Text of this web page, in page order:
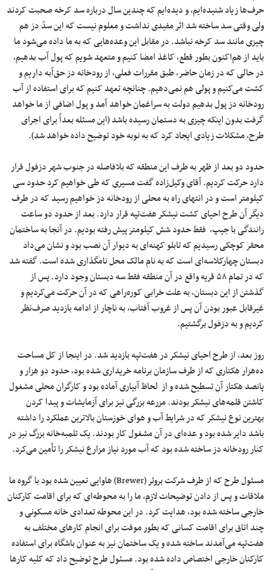
حرف‌ها زیاد شنیده‌ایم، و دیده‌ایم که چندین سال درباره سد کرخه صحبت کردند
ولی وقتی سد ساخته شد اثر مفیدی نداشت و معلوم نیست که این سدّ دز هم
چیزی مانند سد کرخه نباشد. در مقابل این وعده‌هایی که به ما داده می‌شود ما
باید از هم‌اکنون بطور قطع، کاغذ امضا کنیم و متعهد شویم که پول آب بدهیم،
در حالی که در زمان حاضر، طبق مقررات فعلی، از رودخانه دز حق‌آبه داریم و
کشت می‌کنیم و پولی هم نمی‌دهیم. چنانچه تعهد کنیم که برای استفاده از آب
رودخانه دز پول بدهیم دولت به سراغمان خواهد آمد و پول اضافی از ما خواهد
گرفت بدون اینکه چیزی به دستمان رسیده باشد (این مسئله بعداً برای اجرای
طرح، مشکلات زیادی ایجاد کرد که به نوبه خود توضیح داده خواهد شد).
حدود دو بعد از ظهر به طرف این منطقه که بلافاصله در جنوب شهر دزفول قرار
دارد حرکت کردیم. آقای وکیل‌زاده گفت مسیری که طی خواهیم کرد حدود سی
کیلومتر است و در انتهای راه به محلی از رودخانه دز خواهیم رسید که در طرف
دیگر آن طرح احیای کشت نیشکر هفت‌تپه قرار دارد. بعد از حدود دو ساعت
رانندگی با جیپ، فقط حدود شش کیلومتر پیش رفته بودیم. در آنجا به ساختمان
محقر کوچکی رسیدیم که تابلو کهنه‌ای به دیوار آن نصب بود و نشان می‌داد
دبستان چهارکلاسه‌ای است که به نام مالک محل نامگذاری شده است. گفته شد
که در تمام ۵۸ قریه واقع در آن منطقه فقط سه دبستان وجود دارد. پس از
گذشتن از این دبستان، به علت خرابی کوره‌راهی که در آن حرکت می‌کردیم و
غیرقابل عبور بودن آن پس از غروب آفتاب، به ناچار از ادامه بازدید صرف‌نظر
کردیم و به دزفول برگشتیم.
روز بعد، از طرح احیای نیشکر در هفت‌تپه بازدید شد. در اینجا از کل مساحت
ده‌هزار هکتاری که از طرف سازمان برنامه خریداری شده بود، حدود دو هزار و
پانصد هکتار آن تسطیح شده و از لحاظ آبیاری آماده بود و کارگران محلی مشغول
کاشتن قلمه‌های نیشکر بودند. مزرعه بزرگی نیز برای آزمایشات و پیدا کردن
بهترین نوع نیشکر که در شرایط آب و هوای خوزستان بالاترین عملکرد را داشته
باشد دایر شده بود و عده‌ای در آن مشغول کار بودند. یک تلمبه‌خانه بزرگ نیز در
کنار رودخانه دز ساخته شده بود که آب مورد نیاز مزارع نیشکر را تأمین می‌کرد.
مسئول طرح که از طرف شرکت بروئر (Brewer) هاوایی تعیین شده بود با گروه ما
ملاقات و پس از دادن توضیحات لازم، ما را به محوطه‌ای که برای اقامت کارکنان
خارجی ساخته شده بود، هدایت کرد. در این محوطه تعدادی خانه مسکونی و
چند اتاق برای اقامت کسانی که بطور موقت برای انجام کارهای مختلف به
هفت‌تپه می‌آمدند ساخته شده و یک ساختمان نیز به عنوان باشگاه برای استفاد‌ه
کارکنان خارجی اختصاص داده شده بود. مسئول طرح توضیح داد که کلیه کارها